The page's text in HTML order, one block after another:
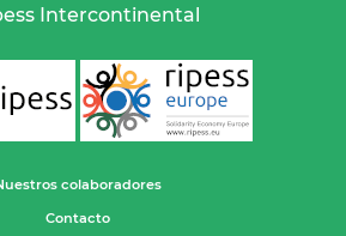
Intercontinental
colaboradores
Contacto